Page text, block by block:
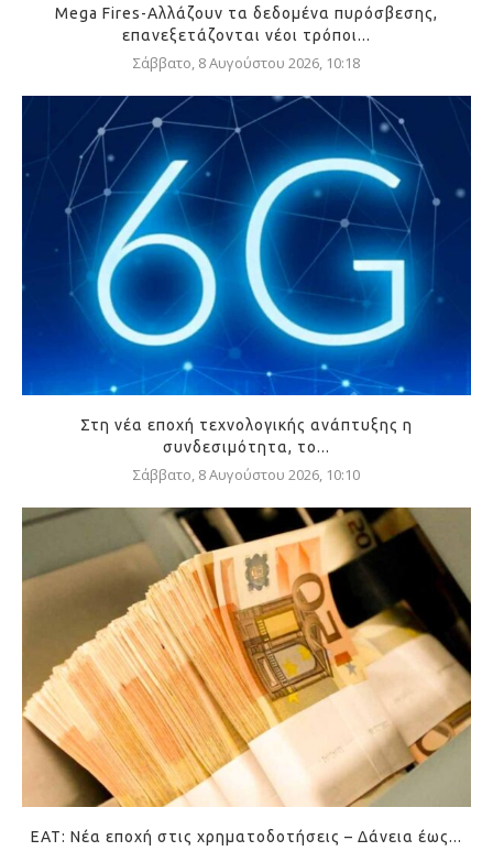
Mega Fires-Αλλάζουν τα δεδομένα πυρόσβεσης,
επανεξετάζονται νέοι τρόποι...
Σάββατο, 8 Αυγούστου 2026, 10:18
Στη νέα εποχή τεχνολογικής ανάπτυξης η
συνδεσιμότητα, το...
Σάββατο, 8 Αυγούστου 2026, 10:10
ΕΑΤ: Νέα εποχή στις χρηματοδοτήσεις – Δάνεια έως...